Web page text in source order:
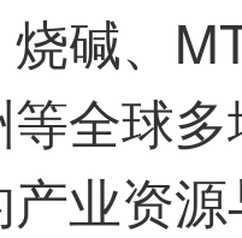
碱、
全球
业资